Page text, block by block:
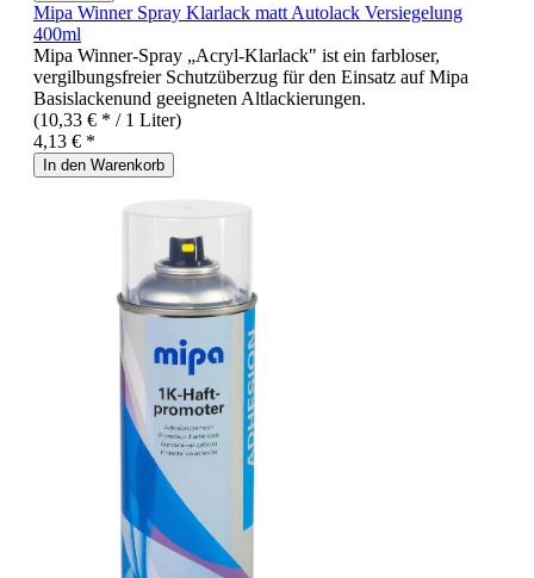
Mipa Winner Spray Klarlack matt Autolack Versiegelung
400ml
Mipa Winner-Spray „Acryl-Klarlack" ist ein farbloser,
vergilbungsfreier Schutzüberzug für den Einsatz auf Mipa
Basislackenund geeigneten Altlackierungen.
(10,33 € * / 1 Liter)
4,13 € *
In den Warenkorb